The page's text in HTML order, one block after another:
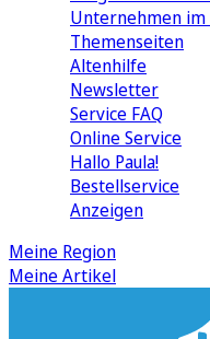
Unternehmen im
Themenseiten
Altenhilfe
Newsletter
Service FAQ
Online Service
Hallo Paula!
Bestellservice
Anzeigen
Meine Region
Meine Artikel